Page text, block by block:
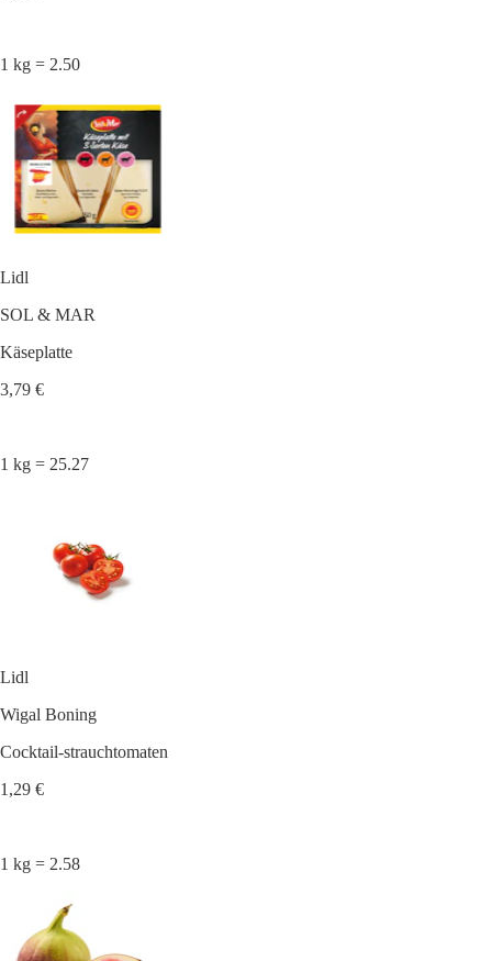
1 kg = 2.50
Lidl
SOL & MAR
Käseplatte
3,79 €
1 kg = 25.27
Lidl
Wigal Boning
Cocktail-strauchtomaten
1,29 €
1 kg = 2.58